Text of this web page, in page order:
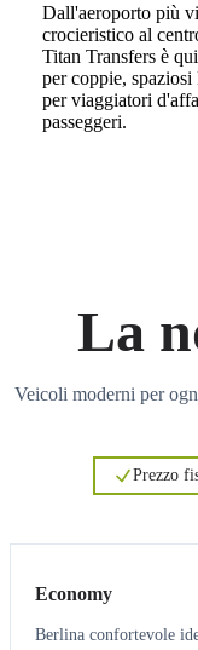
Dall'aeroporto più
crocieristico al
Titan Transfers è
per coppie,
per viaggiatori
passeggeri.
La
Veicoli moderni per
Prezzo
Economy
Berlina confortevole